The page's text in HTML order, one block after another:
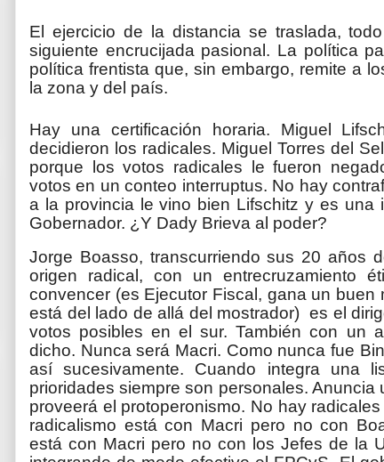
El ejercicio de la distancia se traslada,
siguiente encrucijada pasional. La política
política frentista que, sin embargo, remite a
la zona y del país.
Hay una certificación horaria. Miguel
decidieron los radicales. Miguel Torres del
porque los votos radicales le fueron
votos en un conteo interruptus. No hay
a la provincia le vino bien Lifschitz y es una
Gobernador. ¿Y Dady Brieva al poder?
Jorge Boasso, transcurriendo sus 20 años
origen radical, con un entrecruzamiento
convencer (es Ejecutor Fiscal, gana un buen
está del lado de allá del mostrador) es el
votos posibles en el sur. También con un
dicho. Nunca será Macri. Como nunca fue
así sucesivamente. Cuando integra una
prioridades siempre son personales. Anuncia
proveerá el protoperonismo. No hay
radicalismo está con Macri pero no con
está con Macri pero no con los Jefes de la